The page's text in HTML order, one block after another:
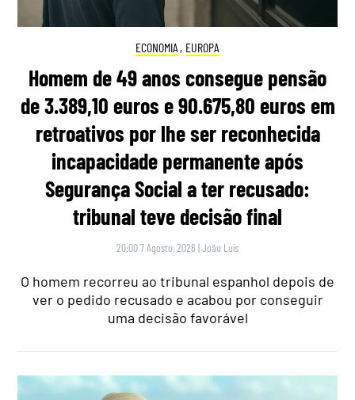
ECONOMIA , EUROPA
Homem de 49 anos consegue pensão
de 3.389,10 euros e 90.675,80 euros em
retroativos por lhe ser reconhecida
incapacidade permanente após
Segurança Social a ter recusado:
tribunal teve decisão final
20:00 7 Agosto, 2026 |João Luís
O homem recorreu ao tribunal espanhol depois de
ver o pedido recusado e acabou por conseguir
uma decisão favorável